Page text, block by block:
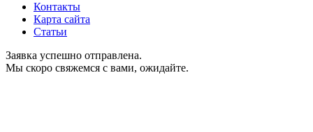
Контакты
Карта сайта
Статьи
Заявка успешно отправлена.
Мы скоро свяжемся с вами, ожидайте.